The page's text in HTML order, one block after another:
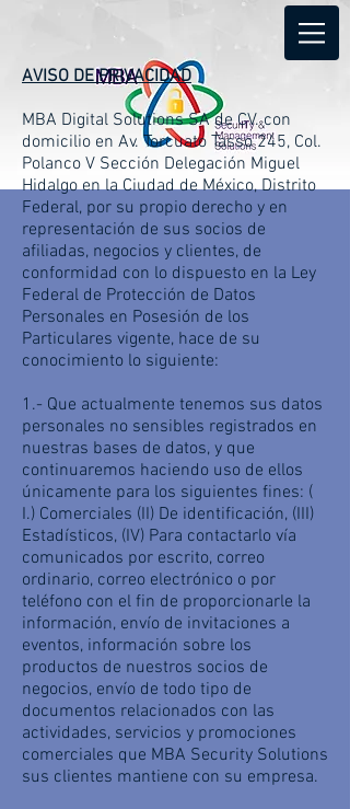
AVISO DE PRIVACIDAD
MBA Digital Solutions SA de CV. con
domicilio en Av. Torcuato Tasso 245, Col.
Polanco V Sección Delegación Miguel
Hidalgo en la Ciudad de México, Distrito
Federal, por su propio derecho y en
representación de sus socios de
afiliadas, negocios y clientes, de
conformidad con lo dispuesto en la Ley
Federal de Protección de Datos
Personales en Posesión de los
Particulares vigente, hace de su
conocimiento lo siguiente:
1.- Que actualmente tenemos sus datos
personales no sensibles registrados en
nuestras bases de datos, y que
continuaremos haciendo uso de ellos
únicamente para los siguientes fines: (
I.) Comerciales (II) De identificación, (III)
Estadísticos, (IV) Para contactarlo vía
comunicados por escrito, correo
ordinario, correo electrónico o por
teléfono con el fin de proporcionarle la
información, envío de invitaciones a
eventos, información sobre los
productos de nuestros socios de
negocios, envío de todo tipo de
documentos relacionados con las
actividades, servicios y promociones
comerciales que MBA Security Solutions
sus clientes mantiene con su empresa.